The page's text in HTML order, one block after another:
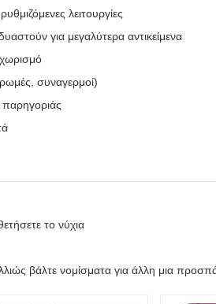
λειτουργίες
για μεγαλύτερα αντικείμενα
συναγερμοί)
παρηγοριάς
το νύχια
βάλτε νομίσματα για άλλη μια